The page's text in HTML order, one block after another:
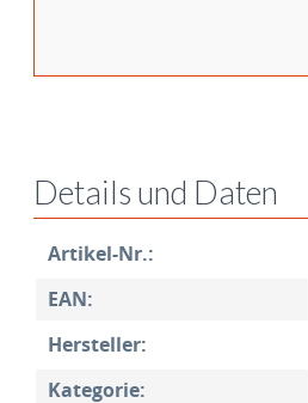
Details und Daten
Artikel-Nr.:
EAN:
Hersteller:
Kategorie: